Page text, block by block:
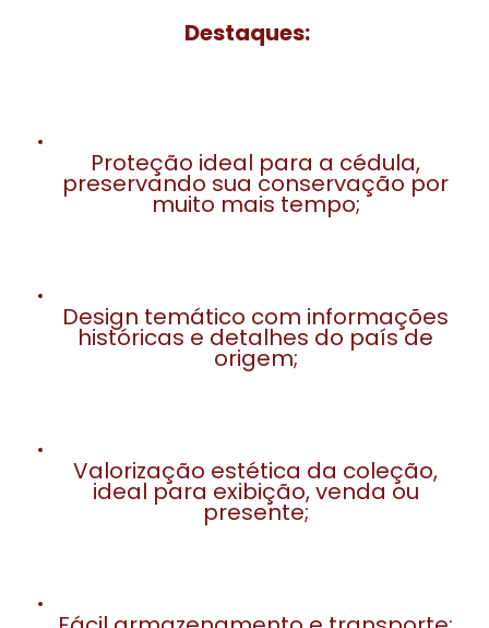
Destaques:
Proteção ideal para a cédula,
preservando sua conservação por
muito mais tempo;
Design temático com informações
históricas e detalhes do país de
origem;
Valorização estética da coleção,
ideal para exibição, venda ou
presente;